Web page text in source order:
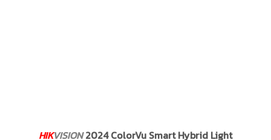
HIKVISION2024 ColorVu Smart Hybrid Light